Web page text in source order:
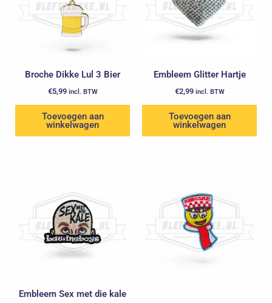
Broche Dikke Lul 3 Bier
€5,99 incl. BTW
Toevoegen aan
winkelwagen
Embleem Glitter Hartje
€2,99 incl. BTW
Toevoegen aan
winkelwagen
Embleem Sex met die kale